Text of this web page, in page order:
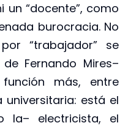
un “docente”, como
burocracia. No
“trabajador” se
Fernando Mires–
más, entre
está el
la– electricista, el